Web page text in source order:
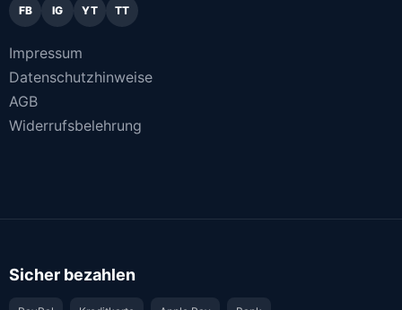
FB IG YT TT
Impressum
Datenschutzhinweise
AGB
Widerrufsbelehrung
Sicher bezahlen